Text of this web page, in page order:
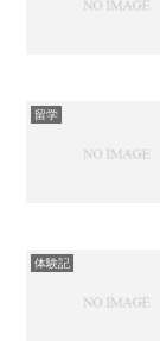
留学
体験記